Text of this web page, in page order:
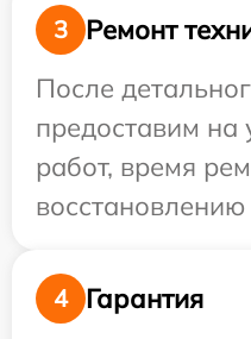
3
Ремонт
После
предоставим на
работ, время
восстановлению
4
Гарантия